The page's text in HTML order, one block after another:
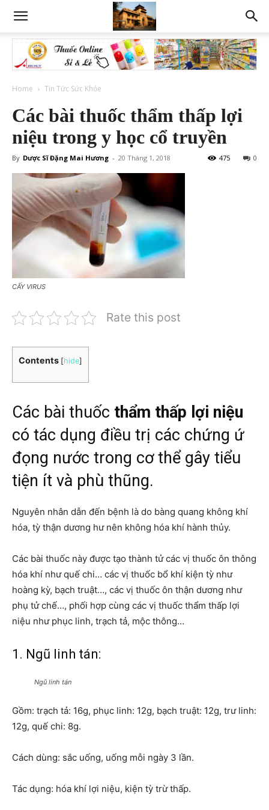
Home Tin Tức Sức Khỏe
Các bài thuốc thẩm thấp lợi
niệu trong y học cổ truyền
By Dược Sĩ Đặng Mai Hương - 20 Tháng 1, 2018 0
475
CẤY VIRUS
Rate this post
Contents [hide]
Các bài thuốc thẩm thấp lợi niệu
có tác dụng điều trị các chứng ứ
đọng nước trong cơ thể gây tiểu
tiện ít và phù thũng.
Nguyên nhân dẫn đến bệnh là do bàng quang không khí
hóa, tỳ thận dương hư nên không hóa khí hành thủy.
Các bài thuốc này được tạo thành tử các vị thuốc ôn thông
hóa khí như quế chi… các vị thuốc bổ khí kiện tỳ như
hoàng kỳ, bạch truật…, các vị thuốc ôn thận dương như
phụ tử chế…, phối hợp cùng các vị thuốc thẩm thấp lợi
niệu như phục linh, trạch tả, mộc thông…
1. Ngũ linh tán:
Ngũ linh tán
Gồm: trạch tả: 16g, phục linh: 12g, bạch truật: 12g, trư linh:
12g, quế chi: 8g.
Cách dùng: sắc uống, uống mỗi ngày 3 lần.
Tác dụng: hóa khí lợi niệu, kiện tỳ trừ thấp.